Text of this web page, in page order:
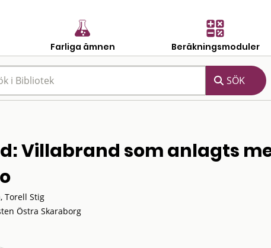
Farliga ämnen Beräkningsmoduler
Villabrand som anlagts
Torell Stig
Östra Skaraborg